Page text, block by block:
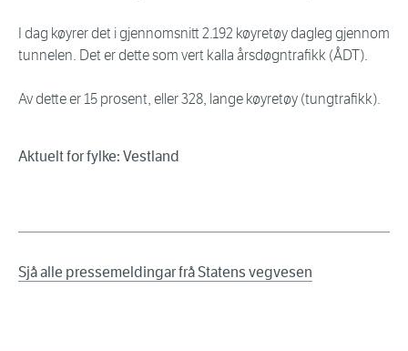
I dag køyrer det i gjennomsnitt 2.192 køyretøy dagleg gjennom
tunnelen. Det er dette som vert kalla årsdøgntrafikk (ÅDT).
Av dette er 15 prosent, eller 328, lange køyretøy (tungtrafikk).
Aktuelt for fylke: Vestland
Sjå alle pressemeldingar frå Statens vegvesen